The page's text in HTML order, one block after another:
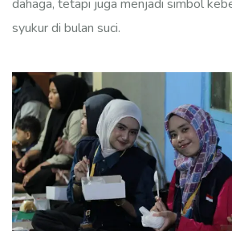
dahaga, tetapi juga menjadi simbol
syukur di bulan suci.